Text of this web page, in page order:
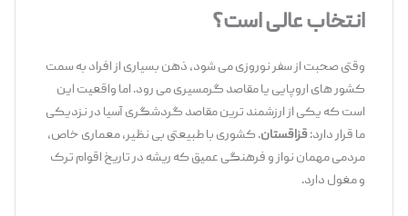
انتخاب عالی است؟
وقتی صحبت از سفر نوروزی می ‌شود، ذهن بسیاری از افراد به سمت
کشور های اروپایی یا مقاصد گرمسیری می ‌رود. اما واقعیت این
است که یکی از ارزشمند ترین مقاصد گردشگری آسیا در نزدیکی
ما قرار دارد:قزاقستان. کشوری با طبیعتی بی ‌نظیر، معماری خاص،
مردمی مهمان ‌نواز و فرهنگی عمیق که ریشه در تاریخ اقوام ترک
و مغول دارد.